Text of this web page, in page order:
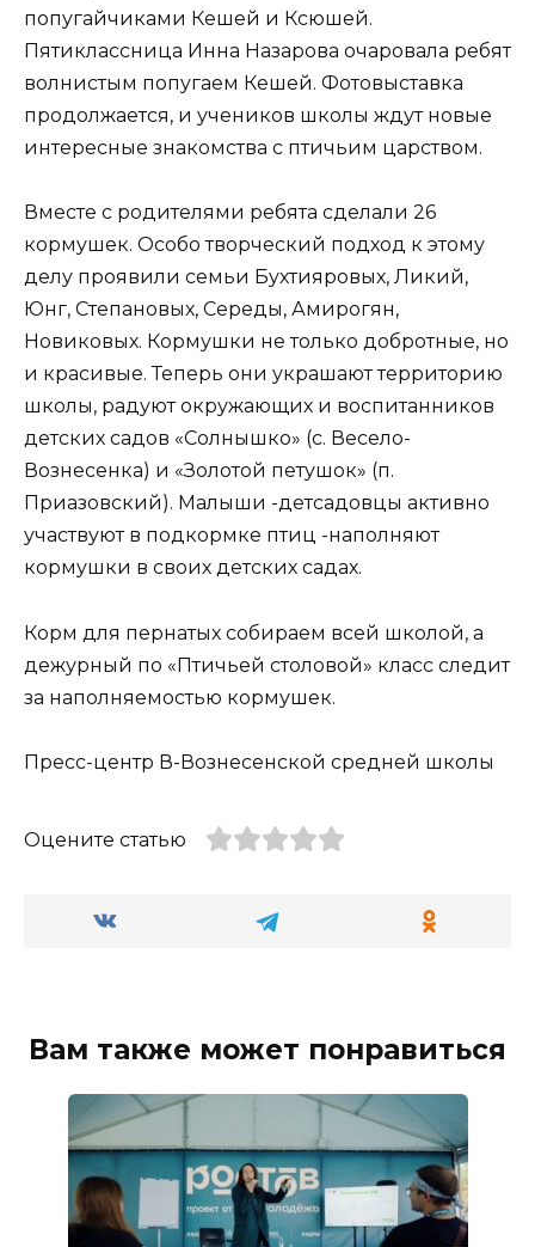
попугайчиками Кешей и Ксюшей.
Пятиклассница Инна Назарова очаровала ребят
волнистым попугаем Кешей. Фотовыставка
продолжается, и учеников школы ждут новые
интересные знакомства с птичьим царством.
Вместе с родителями ребята сделали 26
кормушек. Особо творческий подход к этому
делу проявили семьи Бухтияровых, Ликий,
Юнг, Степановых, Середы, Амирогян,
Новиковых. Кормушки не только добротные, но
и красивые. Теперь они украшают территорию
школы, радуют окружающих и воспитанников
детских садов «Солнышко» (с. Весело-
Вознесенка) и «Золотой петушок» (п.
Приазовский). Малыши -детсадовцы активно
участвуют в подкормке птиц -наполняют
кормушки в своих детских садах.
Корм для пернатых собираем всей школой, а
дежурный по «Птичьей столовой» класс следит
за наполняемостью кормушек.
Пресс-центр В-Вознесенской средней школы
Оцените статью
Вам также может понравиться